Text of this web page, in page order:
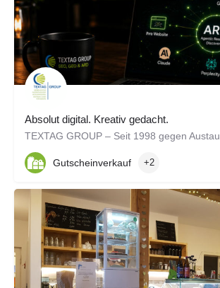
Absolut digital. Kreativ gedacht.
TEXTAG GROUP – Seit 1998 gegen
Gutscheinverkauf +2